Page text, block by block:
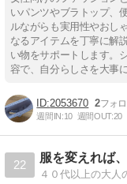
いパンツやブラトップ、
ルながらも実用性やおし
なるアイテムを丁寧に解
い物をサポートします。
容で、自分らしさを大事
2053670 2
週間IN:10 週間OUT:20
22